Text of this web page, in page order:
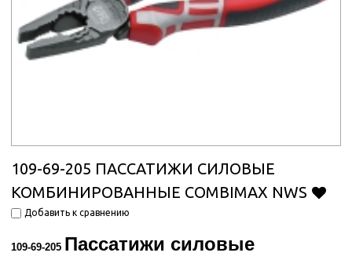
109-69-205 ПАССАТИЖИ СИЛОВЫЕ
КОМБИНИРОВАННЫЕ COMBIMAX NWS
Добавить к сравнению
109-69-205 Пассатижи силовые